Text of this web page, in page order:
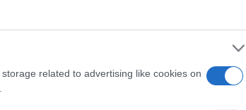
related to advertising like cookies on